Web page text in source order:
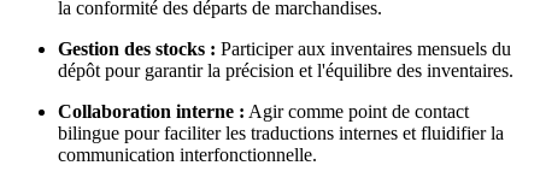
la conformité des départs de marchandises.
Gestion des stocks : Participer aux inventaires mensuels du
dépôt pour garantir la précision et l'équilibre des inventaires.
Collaboration interne : Agir comme point de contact
bilingue pour faciliter les traductions internes et fluidifier la
communication interfonctionnelle.